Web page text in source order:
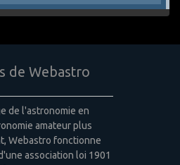
de Webastro
de l'astronomie en
amateur plus
Webastro fonctionne
association loi 1901